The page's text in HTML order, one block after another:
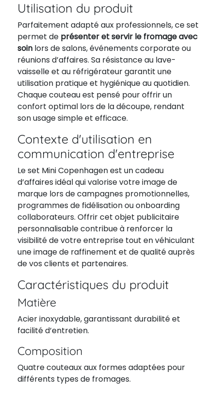
Utilisation du produit
Parfaitement adapté aux professionnels, ce set
permet de présenter et servir le fromage avec
soin lors de salons, événements corporate ou
réunions d’affaires. Sa résistance au lave-
vaisselle et au réfrigérateur garantit une
utilisation pratique et hygiénique au quotidien.
Chaque couteau est pensé pour offrir un
confort optimal lors de la découpe, rendant
son usage simple et efficace.
Contexte d'utilisation en
communication d'entreprise
Le set Mini Copenhagen est un cadeau
d’affaires idéal qui valorise votre image de
marque lors de campagnes promotionnelles,
programmes de fidélisation ou onboarding
collaborateurs. Offrir cet objet publicitaire
personnalisable contribue à renforcer la
visibilité de votre entreprise tout en véhiculant
une image de raffinement et de qualité auprès
de vos clients et partenaires.
Caractéristiques du produit
Matière
Acier inoxydable, garantissant durabilité et
facilité d’entretien.
Composition
Quatre couteaux aux formes adaptées pour
différents types de fromages.